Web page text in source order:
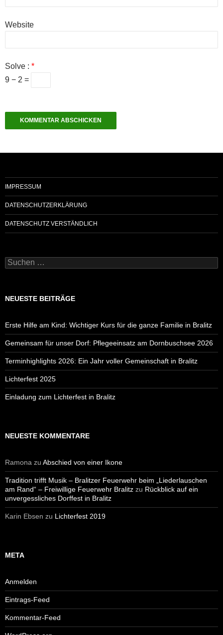
Website
Solve : *
9 − 2 =
IMPRESSUM
DATENSCHUTZERKLÄRUNG
DATENSCHUTZ VERSTÄNDLICH
Suchen
nach:
NEUESTE BEITRÄGE
Erste Hilfe am Kind: Wichtiger Kurs für die ganze Familie in Bralitz
Gemeinsam für unser Dorf: Pflegeeinsatz am Dornbuschsee 2026
Terminhighlights 2026: Ein Jahr voller Gemeinschaft in Bralitz
Lichterfest 2025
Einladung zum Lichterfest in Bralitz
NEUESTE KOMMENTARE
Ramona zu Abschied von einer Ikone
Tradition trifft Musik – Bralitzer Feuerwehr beim „Liederlauschen
am Rand“ – Freiwillige Feuerwehr Bralitz zu Rückblick auf ein
unvergessliches Dorffest in Bralitz
Karin Ebsen zu Lichterfest 2019
META
Anmelden
Eintrags-Feed
Kommentar-Feed